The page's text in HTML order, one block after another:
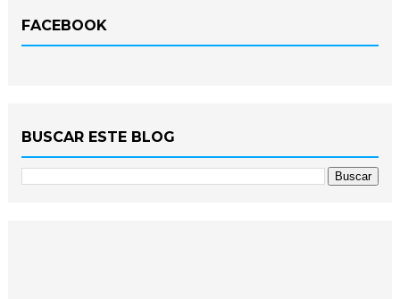
FACEBOOK
BUSCAR ESTE BLOG